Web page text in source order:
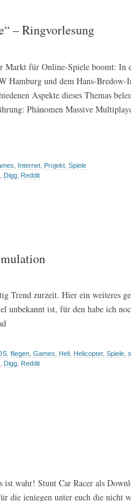
– Ringvorlesung
Markt für Online-Spiele boomt: In
Hamburg und dem Hans-Bredow-
Aspekte dieses Themas
Phänomen Massive
Internet Projekt Spiele
Digg Reddit
Trend zurzeit. Hier ein weiteres
unbekannt ist, für den habe ich
fliegen Games Heli Helicopter, Spiele
Digg Reddit
ist wahr! Stunt Car Racer als
die jeniegen unter euch die nicht